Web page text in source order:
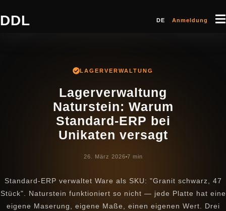
DDL DE Anmeldung
LAGERVERWALTUNG
Lagerverwaltung
Naturstein: Warum
Standard-ERP bei
Unikaten versagt
26. März 2026 7 min
Standard-ERP verwaltet Ware als SKU: "Granit schwarz, 47
Stück". Naturstein funktioniert so nicht — jede Platte hat eine
eigene Maserung, eigene Maße, einen eigenen Wert. Drei